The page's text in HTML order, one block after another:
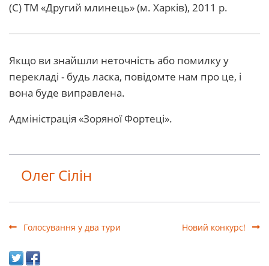
(С) ТМ «Другий млинець» (м. Харків), 2011 р.
Якщо ви знайшли неточність або помилку у
перекладі - будь ласка, повідомте нам про це, і
вона буде виправлена.
Адміністрація «Зоряної Фортеці».
Олег Сілін
Голосування у два тури Новий конкурс!